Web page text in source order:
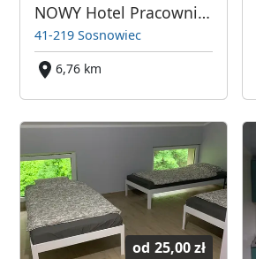
NOWY Hotel Pracowniczy Sosnowiec – Wysoki Standard, Duży Parking, Wi-Fi - 22 osoby
41-219 Sosnowiec
6,76 km
od 25,00 zł